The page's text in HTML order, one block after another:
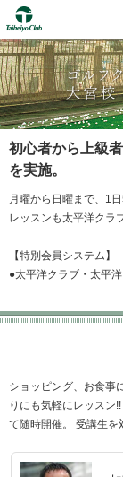
初心者から上級
を実施。
月曜から日曜まで、1
レッスンも太平洋クラ
【特別会員システム】
●太平洋クラブ・太平
ショッピング、お食事
りにも気軽にレッスン
て随時開催。 受講生を